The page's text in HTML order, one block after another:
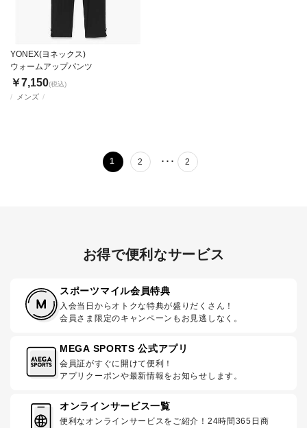
メンズ
YONEX(ヨネックス)
ウォームアップパンツ
￥7,150(税込)
1 2 ･･･ 2
お得で便利なサービス
スポーツマイル会員特典
入会当日からオトクな特典が盛りだくさん！
会員さま限定のキャンペーンもお見逃しなく。
MEGA SPORTS 公式アプリ
会員証がすぐに開けて便利！
アプリクーポンや最新情報をお知らせします。
オンラインサービス一覧
便利なオンラインサービスをご紹介！24時間365日商